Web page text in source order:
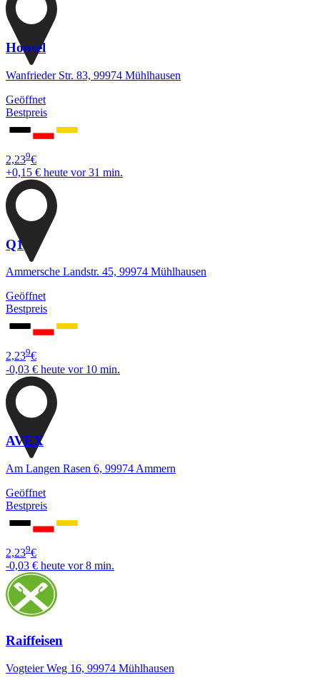
Honsel
Wanfrieder Str. 83, 99974 Mühlhausen
Geöffnet
Bestpreis
2,239€
+0,15 € heute vor 31 min.
Q1
Ammersche Landstr. 45, 99974 Mühlhausen
Geöffnet
Bestpreis
2,239€
-0,03 € heute vor 10 min.
AVEX
Am Langen Rasen 6, 99974 Ammern
Geöffnet
Bestpreis
2,239€
-0,03 € heute vor 8 min.
Raiffeisen
Vogteier Weg 16, 99974 Mühlhausen